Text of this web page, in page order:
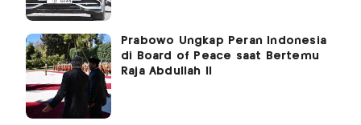
Prabowo Ungkap Peran Indonesia
di Board of Peace saat Bertemu
Raja Abdullah II